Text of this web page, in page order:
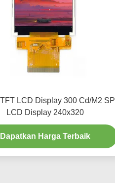
LCD Display 300 Cd/M2 SPI
LCD Display 240x320
Dapatkan Harga Terbaik